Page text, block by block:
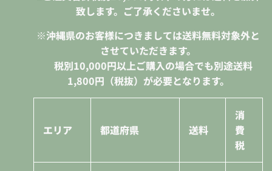
致します。ご了承くださいませ。
※沖縄県のお客様につきましては送料無料対象外と
させていただきます。
税別10,000円以上ご購入の場合でも別途送料
1,800円（税抜）が必要となります。
エリア 都道府県 送料
消
費
税